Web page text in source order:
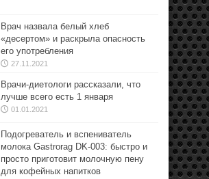
Врач назвала белый хлеб
«десертом» и раскрыла опасность
его употребления
27.11.2021
Врачи-диетологи рассказали, что
лучше всего есть 1 января
01.01.2021
Подогреватель и вспениватель
молока Gastrorag DK-003: быстро и
просто приготовит молочную пену
для кофейных напитков